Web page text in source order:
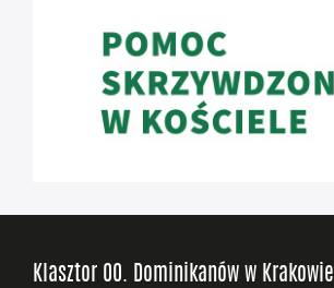
Klasztor OO. Dominikanów w Krakowie